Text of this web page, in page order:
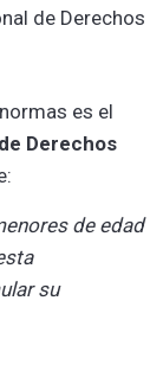
de Derechos
es el
Derechos
de edad
su